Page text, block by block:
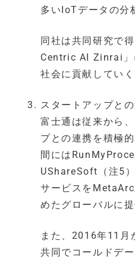
多いIoTデータの分
同社は共同研究で
Centric AI Zinrai」
社会に貢献していく
スタートアップと
富士通は従来から
プとの連携を積極
間には
UShareSoft（注5
サービスを
めたグローバルに提
また、2016年11
共同でコールドデ